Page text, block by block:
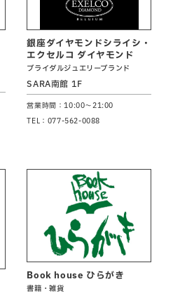
銀座ダイヤモンドシライシ・
エクセルコ ダイヤモンド
ブライダルジュエリーブランド
SARA南館 1F
営業時間：10:00～21:00
TEL：077-562-0088
Book house ひらがき
書籍・雑貨